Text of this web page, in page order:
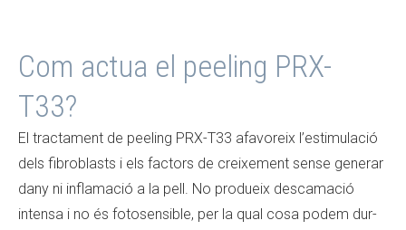
Com actua el peeling PRX-
T33?
El tractament de peeling PRX-T33 afavoreix l’estimulació
dels fibroblasts i els factors de creixement sense generar
dany ni inflamació a la pell. No produeix descamació
intensa i no és fotosensible, per la qual cosa podem dur-